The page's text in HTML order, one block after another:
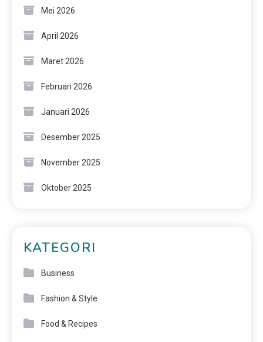
Mei 2026
April 2026
Maret 2026
Februari 2026
Januari 2026
Desember 2025
November 2025
Oktober 2025
KATEGORI
Business
Fashion & Style
Food & Recipes